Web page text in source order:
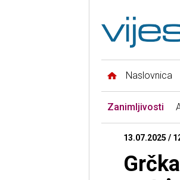
Naslovnica
Zanimljivosti
13.07.2025 /